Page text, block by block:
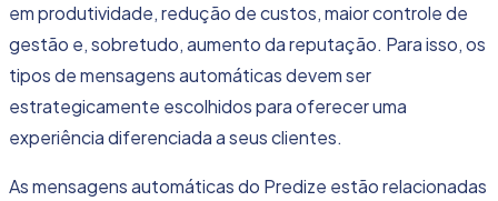
em produtividade, redução de custos, maior controle de
gestão e, sobretudo, aumento dareputação. Para isso, os
tipos de mensagens automáticas devem ser
estrategicamente escolhidos para oferecer uma
experiência diferenciada a seus clientes.
As mensagens automáticas do Predize estão relacionadas